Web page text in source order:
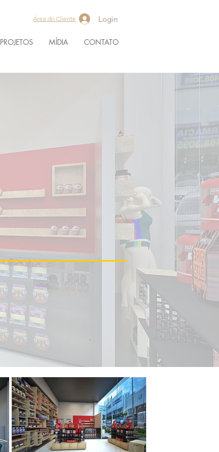
Login
Área do Cliente
PROJETOS MÍDIA CONTATO